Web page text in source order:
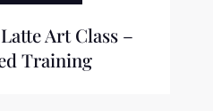
Art Class –
Training